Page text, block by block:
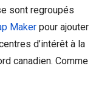
sont regroupés
Maker pour ajouter
d’intérêt à la
canadien. Comme